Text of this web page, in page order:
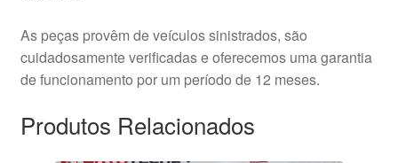
As peças provêm de veículos sinistrados, são
cuidadosamente verificadas e oferecemos uma garantia
de funcionamento por um período de 12 meses.
Produtos Relacionados